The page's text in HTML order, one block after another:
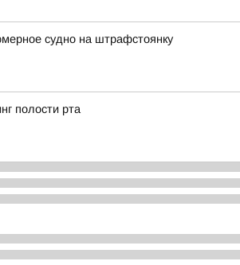
судно на штрафстоянку
полости рта